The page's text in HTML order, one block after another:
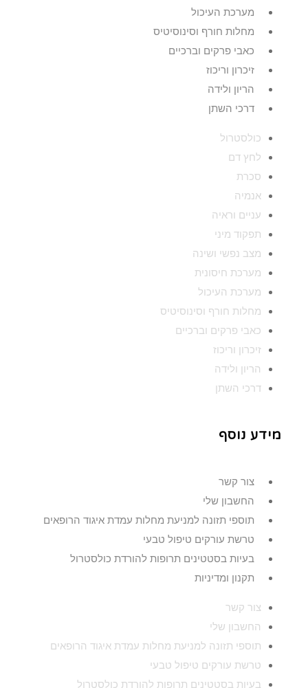
מערכת העיכול
מחלות חורף וסינוסיטיס
כאבי פרקים וברכיים
זיכרון וריכוז
הריון ולידה
דרכי השתן
כולסטרול
לחץ דם
סכרת
אנמיה
עניים וראיה
תפקוד מיני
מצב נפשי ושינה
מערכת חיסונית
מערכת העיכול
מחלות חורף וסינוסיטיס
כאבי פרקים וברכיים
זיכרון וריכוז
הריון ולידה
דרכי השתן
מידע נוסף
צור קשר
החשבון שלי
תוספי תזונה למניעת מחלות עמדת איגוד הרופאים
טרשת עורקים טיפול טבעי
בעיות בסטטינים תרופות להורדת כולסטרול
תקנון ומדיניות
צור קשר
החשבון שלי
תוספי תזונה למניעת מחלות עמדת איגוד הרופאים
טרשת עורקים טיפול טבעי
בעיות בסטטינים תרופות להורדת כולסטרול